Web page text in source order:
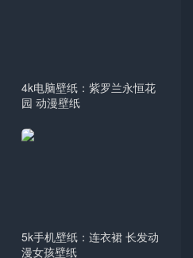
4k电脑壁纸：紫罗兰永恒花
园 动漫壁纸
5k手机壁纸：连衣裙 长发动
漫女孩壁纸